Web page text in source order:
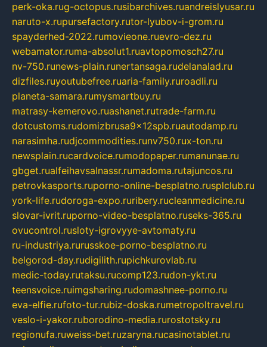
perk-oka.rug-octopus.rusibarchives.ruandreislyusar.ru
naruto-x.rupursefactory.rutor-lyubov-i-grom.ru
spayderhed-2022.rumovieone.ruevro-dez.ru
webamator.ruma-absolut1.ruavtopomosch27.ru
nv-750.runews-plain.runertansaga.rudelanalad.ru
dizfiles.ruyoutubefree.ruaria-family.ruroadli.ru
planeta-samara.rumysmartbuy.ru
matrasy-kemerovo.ruashanet.rutrade-farm.ru
dotcustoms.rudomizbrusa9x12spb.ruautodamp.ru
narasimha.rudjcommodities.runv750.rux-ton.ru
newsplain.rucardvoice.rumodopaper.rumanunae.ru
gbget.rualfeihavsalnassr.rumadoma.rutajuncos.ru
petrovkasports.ruporno-online-besplatno.rusplclub.ru
york-life.rudoroga-expo.ruribery.rucleanmedicine.ru
slovar-ivrit.ruporno-video-besplatno.ruseks-365.ru
ovucontrol.rusloty-igrovyye-avtomaty.ru
ru-industriya.rurusskoe-porno-besplatno.ru
belgorod-day.rudigilith.rupichkurovlab.ru
medic-today.rutaksu.rucomp123.rudon-ykt.ru
teensvoice.ruimgsharing.rudomashnee-porno.ru
eva-elfie.rufoto-tur.rubiz-doska.rumetropoltravel.ru
veslo-i-yakor.ruborodino-media.rurostotsky.ru
regionufa.ruweiss-bet.ruzaryna.rucasinotablet.ru